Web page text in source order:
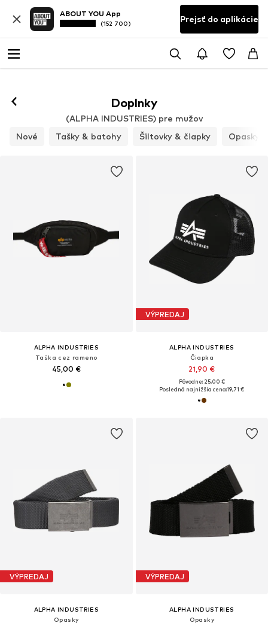
ABOUT YOU App
(152 700) Prejsť do aplikácie
Doplnky
(ALPHA INDUSTRIES) pre mužov
Nové
Tašky & batohy Šiltovky & čiapky Opasky
ALPHA INDUSTRIES
Taška cez rameno
45,00 €
VÝPREDAJ
ALPHA INDUSTRIES
Čiapka
21,90 €
Pôvodne: 25,00 €
Posledná najnižšia cena:19,71 €
VÝPREDAJ
ALPHA INDUSTRIES
Opasky
VÝPREDAJ
ALPHA INDUSTRIES
Opasky